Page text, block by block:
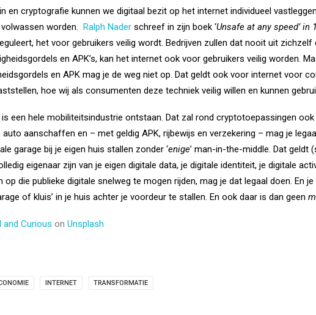
en cryptografie kunnen we digitaal bezit op het internet individueel
worden. Ralph Nader schreef in zijn boek ‘Unsafe at any speed’ in
het voor gebruikers veilig wordt. Bedrijven zullen dat nooit uit
en APK’s, kan het internet ook voor gebruikers veilig worden.
en APK mag je de weg niet op. Dat geldt ook voor internet voor
hoe wij als consumenten deze techniek veilig willen en kunnen
een hele mobiliteitsindustrie ontstaan. Dat zal rond cryptotoepassingen
auto aanschaffen en – met geldig APK, rijbewijs en verzekering – mag je
garage bij je eigen huis stallen zonder ‘enige’ man-in-the-middle. Dat geldt
eigenaar zijn van je eigen digitale data, je digitale identiteit, je digitale
op die publieke digitale snelweg te mogen rijden, mag je dat legaal doen. En
of kluis’ in je huis achter je voordeur te stallen. En ook daar is dan geen
and Curious on Unsplash
INTERNET TRANSFORMATIE